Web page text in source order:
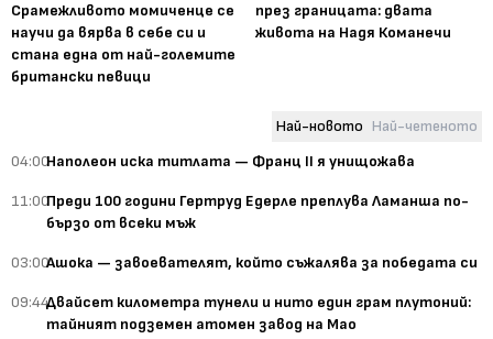
Срамежливото момиченце се
научи да вярва в себе си и
стана една от най-големите
британски певици
през границата: двата
живота на Надя Команечи
Най-новото Най-четеното
04:00Наполеон иска титлата — Франц II я унищожава
11:00Преди 100 години Гертруд Едерле преплува Ламанша по-
бързо от всеки мъж
03:00Ашока — завоевателят, който съжалява за победата си
09:44Двайсет километра тунели и нито един грам плутоний:
тайният подземен атомен завод на Мао